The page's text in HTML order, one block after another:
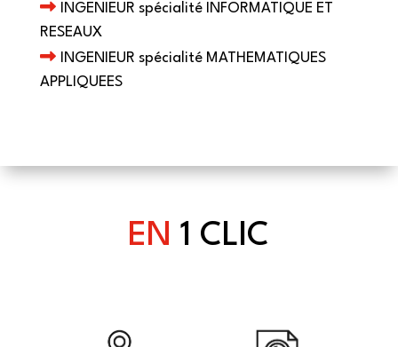
INGENIEUR spécialité INFORMATIQUE ET
RESEAUX
INGENIEUR spécialité MATHEMATIQUES
APPLIQUEES
EN 1 CLIC